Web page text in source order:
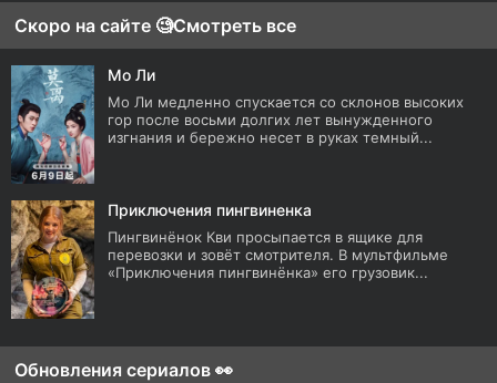
Скоро на сайте 🧐Смотреть все
Мо Ли
Мо Ли медленно спускается со склонов высоких
гор после восьми долгих лет вынужденного
изгнания и бережно несет в руках темный...
Приключения пингвиненка
Пингвинёнок Кви просыпается в ящике для
перевозки и зовёт смотрителя. В мультфильме
«Приключения пингвинёнка» его грузовик...
Обновления сериалов 👀